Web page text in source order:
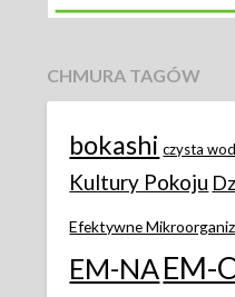
CHMURA TAGÓW
bokashi czysta
Kultury Pokoju
Efektywne
EM-NAEM-